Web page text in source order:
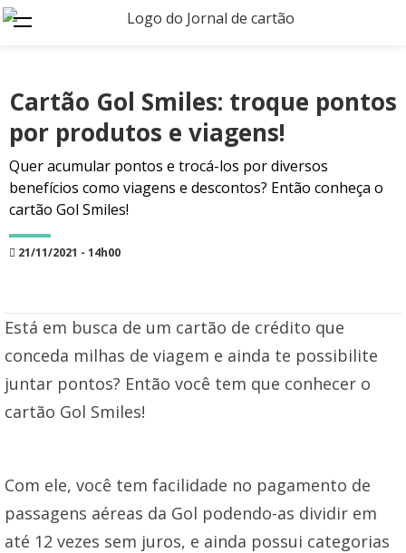
Cartão Gol Smiles: troque pontos
por produtos e viagens!
Quer acumular pontos e trocá-los por diversos
benefícios como viagens e descontos? Então conheça o
cartão Gol Smiles!
21/11/2021 - 14h00
Está em busca de um cartão de crédito que
conceda milhas de viagem e ainda te possibilite
juntar pontos? Então você tem que conhecer o
cartão Gol Smiles!
Com ele, você tem facilidade no pagamento de
passagens aéreas da Gol podendo-as dividir em
até 12 vezes sem juros, e ainda possui categorias